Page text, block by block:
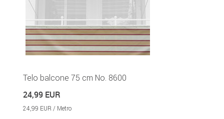
Telo balcone 75 cm No. 8600
24,99 EUR
24,99 EUR / Metro